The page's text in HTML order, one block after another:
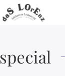
special